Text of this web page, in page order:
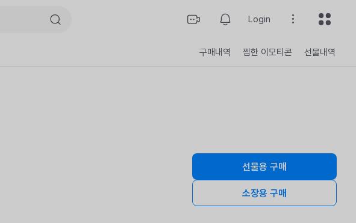
Login
구매내역 찜한 이모티콘 선물내역
선물용 구매
소장용 구매
구매개수